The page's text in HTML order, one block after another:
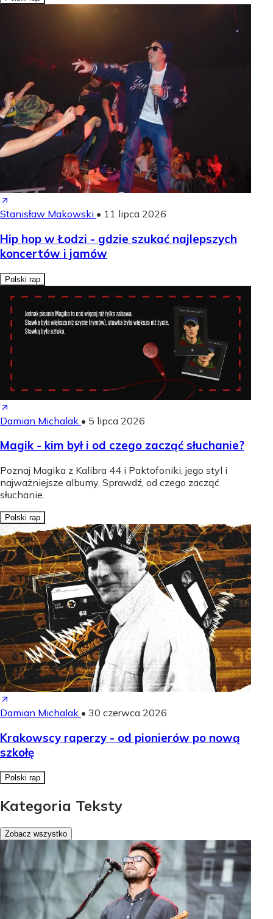
Stanisław Makowski • 11 lipca 2026
Hip hop w Łodzi - gdzie szukać najlepszych
koncertów i jamów
Polski rap
Damian Michalak • 5 lipca 2026
Magik - kim był i od czego zacząć słuchanie?
Poznaj Magika z Kalibra 44 i Paktofoniki, jego styl i
najważniejsze albumy. Sprawdź, od czego zacząć
słuchanie.
Polski rap
Damian Michalak • 30 czerwca 2026
Krakowscy raperzy - od pionierów po nową
szkołę
Polski rap
Kategoria Teksty
Zobacz wszystko